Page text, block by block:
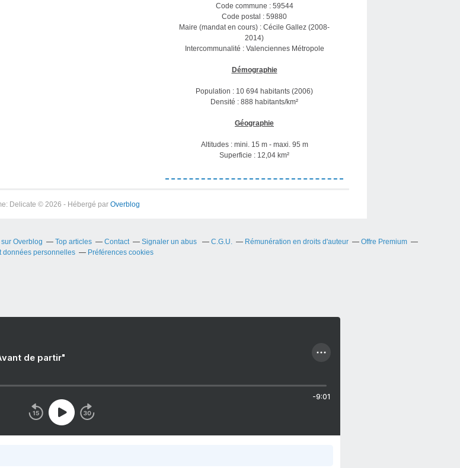
Code commune : 59544
Code postal : 59880
Maire (mandat en cours) : Cécile Gallez (2008-
2014)
Intercommunalité : Valenciennes Métropole
Démographie
Population : 10 694 habitants (2006)
Densité : 888 habitants/km²
Géographie
Altitudes : mini. 15 m - maxi. 95 m
Superficie : 12,04 km²
Delicate © 2026 - Hébergé par Overblog
Overblog Top articles Contact Signaler un abus C.G.U. Rémunération en droits d'auteur
Offre Premium
données personnelles
Préférences cookies
de partir"
-9:01